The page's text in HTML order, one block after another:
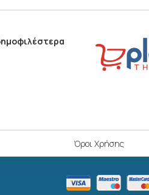
Όροι Χρήσης